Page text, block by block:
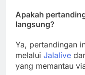
Apakah
langsung?
Ya, pertandingan
melalui Jalalive
yang memantau